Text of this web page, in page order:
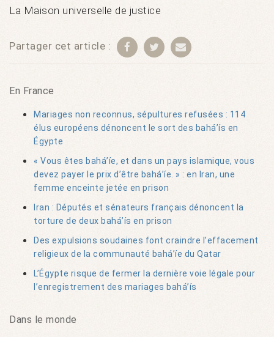
La Maison universelle de justice
Partager cet article :
En France
Mariages non reconnus, sépultures refusées : 114
élus européens dénoncent le sort des bahá’ís en
Égypte
« Vous êtes bahá’íe, et dans un pays islamique, vous
devez payer le prix d’être bahá’íe. » : en Iran, une
femme enceinte jetée en prison
Iran : Députés et sénateurs français dénoncent la
torture de deux bahá’ís en prison
Des expulsions soudaines font craindre l’effacement
religieux de la communauté bahá’íe du Qatar
L’Égypte risque de fermer la dernière voie légale pour
l’enregistrement des mariages bahá’ís
Dans le monde